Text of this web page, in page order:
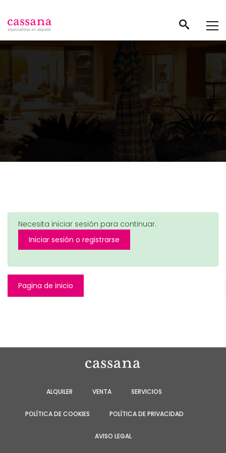
Necesita iniciar sesión para continuar.
Iniciar sesión o registrarse
Pagina de inicio
ALQUILER VENTA SERVICIOS
POLÍTICA DE COOKIES POLÍTICA DE PRIVACIDAD
AVISO LEGAL